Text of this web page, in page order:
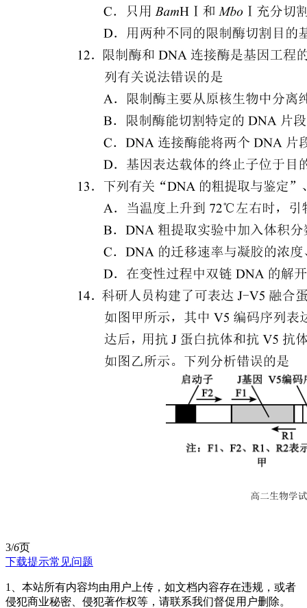
3/6页
下载提示常见问题
1、本站所有内容均由用户上传，如文档内容存在违规，或者
侵犯商业秘密、侵犯著作权等，请联系我们督促用户删除。